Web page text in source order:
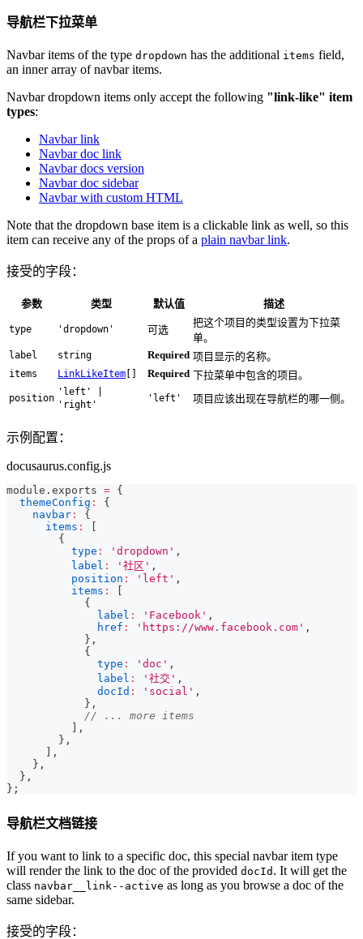
导航栏下拉菜单
Navbar items of the type dropdown has the additional items field,
an inner array of navbar items.
Navbar dropdown items only accept the following "link-like" item
types:
Navbar link
Navbar doc link
Navbar docs version
Navbar doc sidebar
Navbar with custom HTML
Note that the dropdown base item is a clickable link as well, so this
item can receive any of the props of a plain navbar link.
接受的字段：
参数 类型 默认值 描述
type 'dropdown' 可选
把这个项目的类型设置为下拉菜
单。
label string Required 项目显示的名称。
items LinkLikeItem Required 下拉菜单中包含的项目。
position
'left' |
'right'
'left' 项目应该出现在导航栏的哪一侧。
示例配置：
docusaurus.config.js
module . exports = {
themeConfig :
{
navbar :
{
items :
{
type : 'dropdown' ,
label : '社区' ,
position : 'left' ,
items :
{
label : 'Facebook' ,
href : 'https://www.facebook.com' ,
} ,
{
type : 'doc' ,
label : '社交' ,
docId : 'social' ,
} ,
// ... more items
,
} ,
,
} ,
} ,
} ;
导航栏文档链接
If you want to link to a specific doc, this special navbar item type
will render the link to the doc of the provided docId . It will get the
class navbar__link--active as long as you browse a doc of the
same sidebar.
接受的字段：